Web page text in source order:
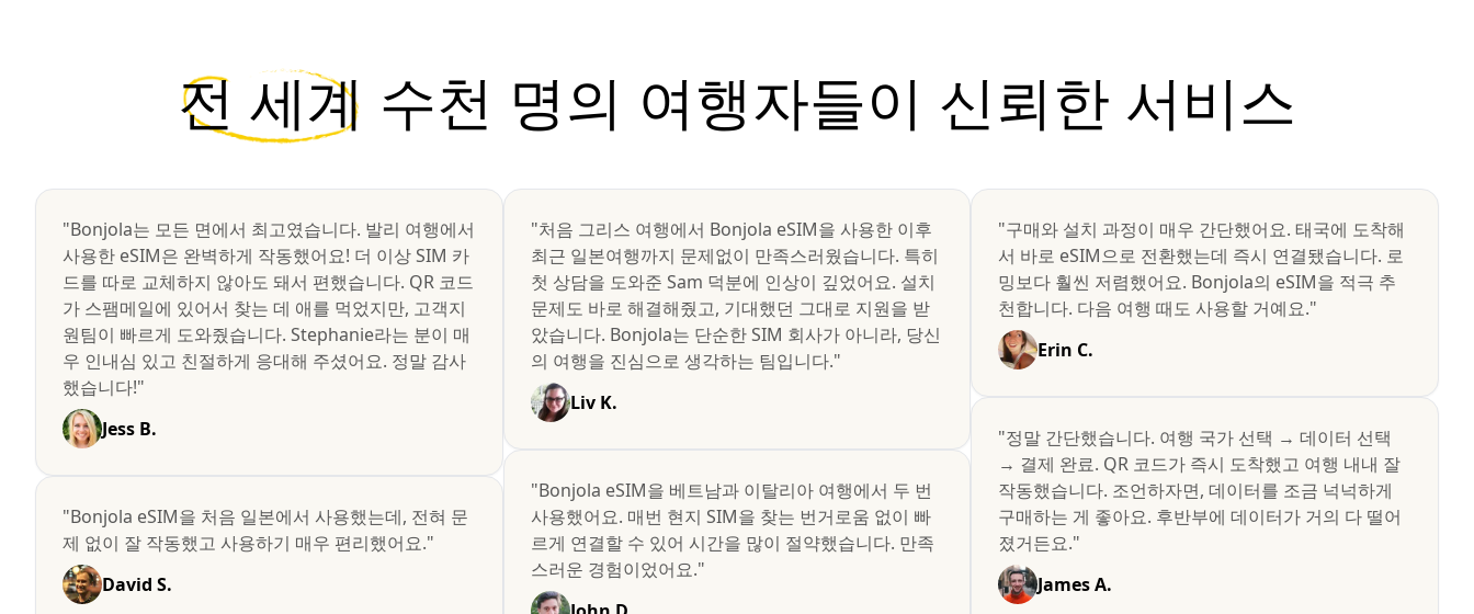
전 세계 수천 명의 여행자들이 신뢰한 서비스
"Bonjola는 모든 면에서 최고였습니다. 발리 여행에서
사용한 eSIM은 완벽하게 작동했어요! 더 이상 SIM 카
드를 따로 교체하지 않아도 돼서 편했습니다. QR 코드
가 스팸메일에 있어서 찾는 데 애를 먹었지만, 고객지
원팀이 빠르게 도와줬습니다. Stephanie라는 분이 매
우 인내심 있고 친절하게 응대해 주셨어요. 정말 감사
했습니다!"
Jess B.
"Bonjola eSIM을 처음 일본에서 사용했는데, 전혀 문
제 없이 잘 작동했고 사용하기 매우 편리했어요."
David S.
"처음 그리스 여행에서 Bonjola eSIM을 사용한 이후
최근 일본여행까지 문제없이 만족스러웠습니다. 특히
첫 상담을 도와준 Sam 덕분에 인상이 깊었어요. 설치
문제도 바로 해결해줬고, 기대했던 그대로 지원을 받
았습니다. Bonjola는 단순한 SIM 회사가 아니라, 당신
의 여행을 진심으로 생각하는 팀입니다."
Liv K.
"Bonjola eSIM을 베트남과 이탈리아 여행에서 두 번
사용했어요. 매번 현지 SIM을 찾는 번거로움 없이 빠
르게 연결할 수 있어 시간을 많이 절약했습니다. 만족
스러운 경험이었어요."
"구매와 설치 과정이 매우 간단했어요. 태국에 도착해
서 바로 eSIM으로 전환했는데 즉시 연결됐습니다. 로
밍보다 훨씬 저렴했어요. Bonjola의 eSIM을 적극 추
천합니다. 다음 여행 때도 사용할 거예요."
Erin C.
"정말 간단했습니다. 여행 국가 선택 → 데이터 선택
→ 결제 완료. QR 코드가 즉시 도착했고 여행 내내 잘
작동했습니다. 조언하자면, 데이터를 조금 넉넉하게
구매하는 게 좋아요. 후반부에 데이터가 거의 다 떨어
졌거든요."
James A.